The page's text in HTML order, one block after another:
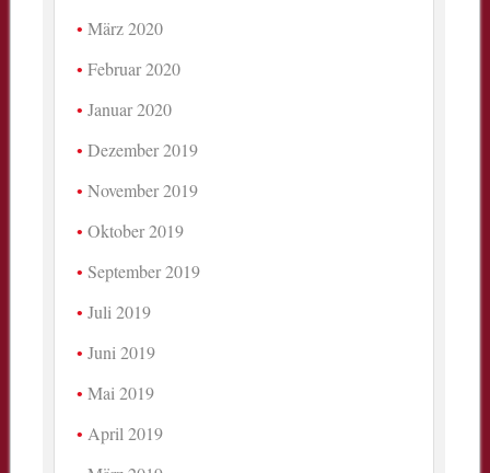
März 2020
Februar 2020
Januar 2020
Dezember 2019
November 2019
Oktober 2019
September 2019
Juli 2019
Juni 2019
Mai 2019
April 2019